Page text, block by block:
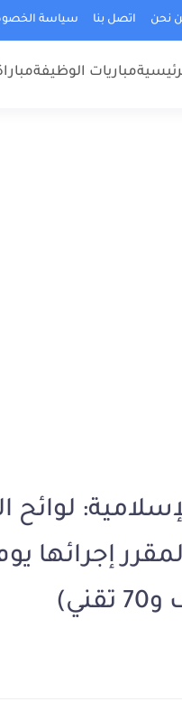
نحن اتصل بنا سياسة
مباريات الوظيفة